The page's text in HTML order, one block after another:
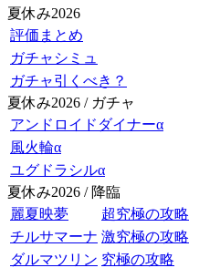
夏休み2026
評価まとめ
ガチャシミュ
ガチャ引くべき？
夏休み2026 / ガチャ
アンドロイドダイナーα
風火輪α
ユグドラシルα
夏休み2026 / 降臨
麗夏映夢
超究極の攻略
チルサマーナ 激究極の攻略
ダルマツリン 究極の攻略